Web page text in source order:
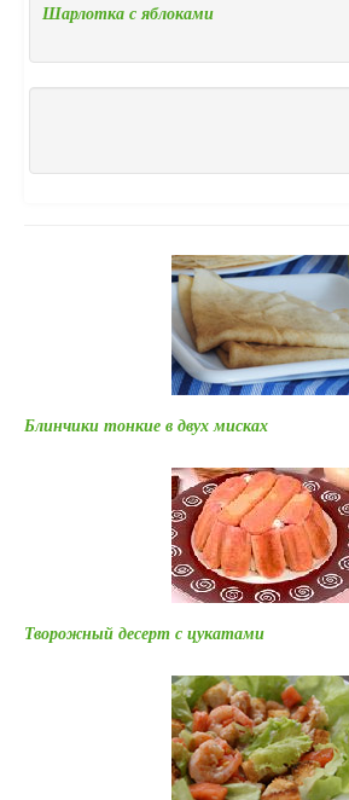
Шарлотка с яблоками
Блинчики тонкие в двух мисках
Творожный десерт с цукатами